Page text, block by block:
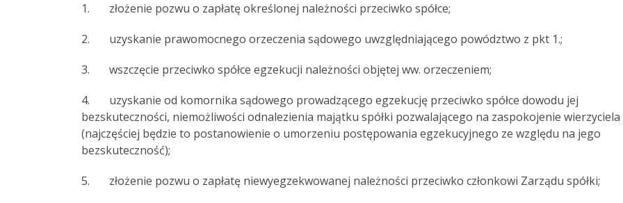
1. złożenie pozwu o zapłatę określonej należności przeciwko spółce;
2. uzyskanie prawomocnego orzeczenia sądowego uwzględniającego powództwo z pkt 1.;
3. wszczęcie przeciwko spółce egzekucji należności objętej ww. orzeczeniem;
4. uzyskanie od komornika sądowego prowadzącego egzekucję przeciwko spółce dowodu jej
bezskuteczności, niemożliwości odnalezienia majątku spółki pozwalającego na zaspokojenie wierzyciela
(najczęściej będzie to postanowienie o umorzeniu postępowania egzekucyjnego ze względu na jego
bezskuteczność);
5. złożenie pozwu o zapłatę niewyegzekwowanej należności przeciwko członkowi Zarządu spółki;